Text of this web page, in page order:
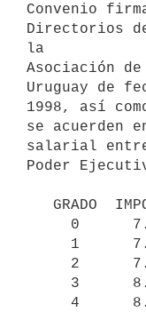
Convenio
Directorios
la
Asociación de
Uruguay de
1998, así
se acuerden
salarial
Poder